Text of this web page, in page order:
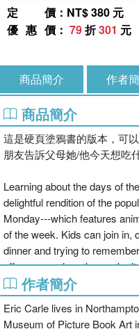
定價 ：NT$ 380 元
優惠價 ： 79折301 元
商品簡介 作者
商品簡介
這是硬頁塗鴉書的版本，可
朋友告訴父母她/他今天想吃什
Learning about the days of
delightful rendition of the
Monday---which features
of the week. Kids can join in,
dinner and trying to
off pages and marker make
作者簡介
Eric Carle lives in
Museum of Picture Book Art